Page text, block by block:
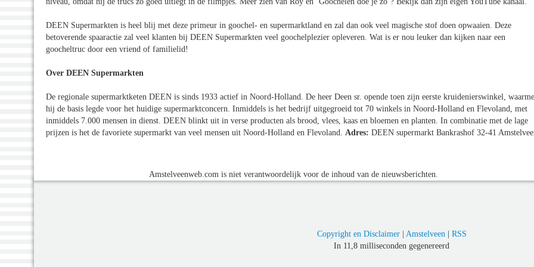
DEEN Supermarkten is heel blij met deze primeur in goochel- en supermarktland en zal dan ook veel magische stof doen opwaaien. Deze
betoverende spaaractie zal veel klanten bij DEEN Supermarkten veel goochelplezier opleveren. Wat is er nou leuker dan kijken naar een
goocheltruc door een vriend of familielid!
Over DEEN Supermarkten
De regionale supermarktketen DEEN is sinds 1933 actief in Noord-Holland. De heer Deen sr. opende toen zijn eerste kruidenierswinkel,
hij de basis legde voor het huidige supermarktconcern. Inmiddels is het bedrijf uitgegroeid tot 70 winkels in Noord-Holland en Flevoland, met
inmiddels 7.000 mensen in dienst. DEEN blinkt uit in verse producten als brood, vlees, kaas en bloemen en planten. In combinatie met de lage
prijzen is het de favoriete supermarkt van veel mensen uit Noord-Holland en Flevoland. Adres: DEEN supermarkt Bankrashof 32-41
Amstelveenweb.com is niet verantwoordelijk voor de inhoud van de nieuwsberichten.
Copyright en Disclaimer| Amstelveen | RSS
In 11,8 milliseconden gegenereerd